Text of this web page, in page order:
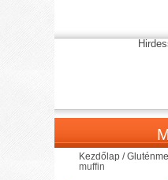
Kezdőlap /
muffin